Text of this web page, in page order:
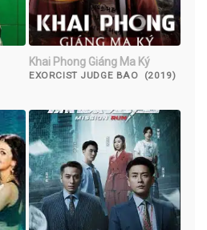
Khai Phong Giáng Ma Ký
EXORCIST JUDGE BAO (2019)